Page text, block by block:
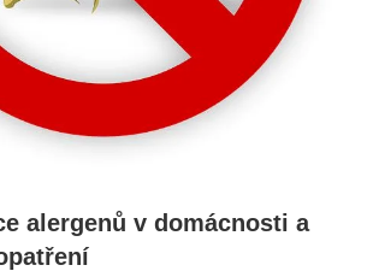
alergenů⁣ v domácnosti a